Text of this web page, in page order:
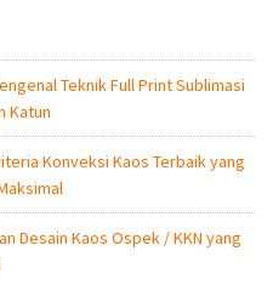
Teknik Full Print Sublimasi
Katun
Konveksi Kaos Terbaik yang
Desain Kaos Ospek / KKN yang